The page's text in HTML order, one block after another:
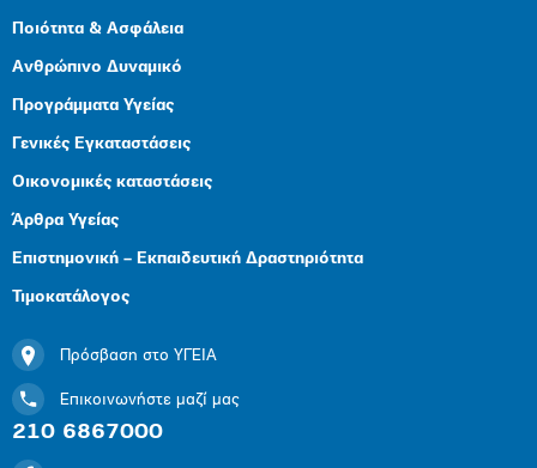
Ποιότητα & Ασφάλεια
Ανθρώπινο Δυναμικό
Προγράμματα Υγείας
Γενικές Εγκαταστάσεις
Οικονομικές καταστάσεις
Άρθρα Υγείας
Επιστημονική – Εκπαιδευτική Δραστηριότητα
Τιμοκατάλογος
Πρόσβαση στο ΥΓΕΙΑ
Επικοινωνήστε μαζί μας
210 6867000